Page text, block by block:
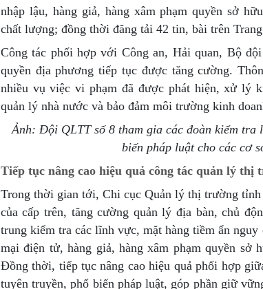
nhập lậu, hàng giả, hàng xâm phạm quyền sở
chất lượng; đồng thời đăng tải 42 tin, bài trên
Công tác phối hợp với Công an, Hải quan, Bộ
quyền địa phương tiếp tục được tăng cường.
nhiều vụ việc vi phạm đã được phát hiện, xử lý
quản lý nhà nước và bảo đảm môi trường kinh
Ảnh: Đội QLTT số 8 tham gia các đoàn kiểm tra
biến pháp luật cho các cơ
Tiếp tục nâng cao hiệu quả công tác quản lý thị
Trong thời gian tới, Chi cục Quản lý thị trường tỉnh
của cấp trên, tăng cường quản lý địa bàn, chủ
trung kiểm tra các lĩnh vực, mặt hàng tiềm ẩn
mại điện tử, hàng giả, hàng xâm phạm quyền sở
Đồng thời, tiếp tục nâng cao hiệu quả phối hợp
tuyên truyền, phổ biến pháp luật, góp phần giữ